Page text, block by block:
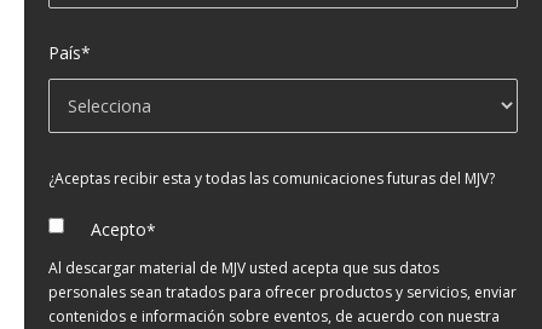
País*
¿Aceptas recibir esta y todas las comunicaciones futuras del MJV?
Acepto*
Al descargar material de MJV usted acepta que sus datos
personales sean tratados para ofrecer productos y servicios, enviar
contenidos e información sobre eventos, de acuerdo con nuestra